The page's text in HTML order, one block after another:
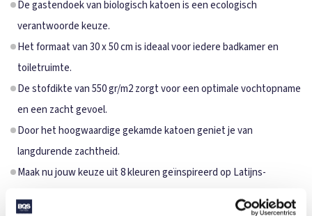
De gastendoek van biologisch katoen is een ecologisch
verantwoorde keuze.
Het formaat van 30 x 50 cm is ideaal voor iedere badkamer en
toiletruimte.
De stofdikte van 550 gr/m2 zorgt voor een optimale vochtopname
en een zacht gevoel.
Door het hoogwaardige gekamde katoen geniet je van
langdurende zachtheid.
Maak nu jouw keuze uit 8 kleuren geïnspireerd op Latijns-